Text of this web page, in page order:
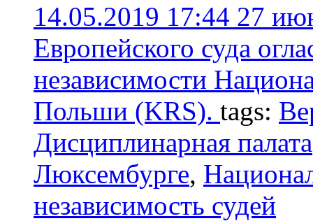
14.05.2019 17:44 27
Европейского суда
независимости
Польши (KRS). tags:
Дисциплинарная палата
Люксембурге,
независимость судей